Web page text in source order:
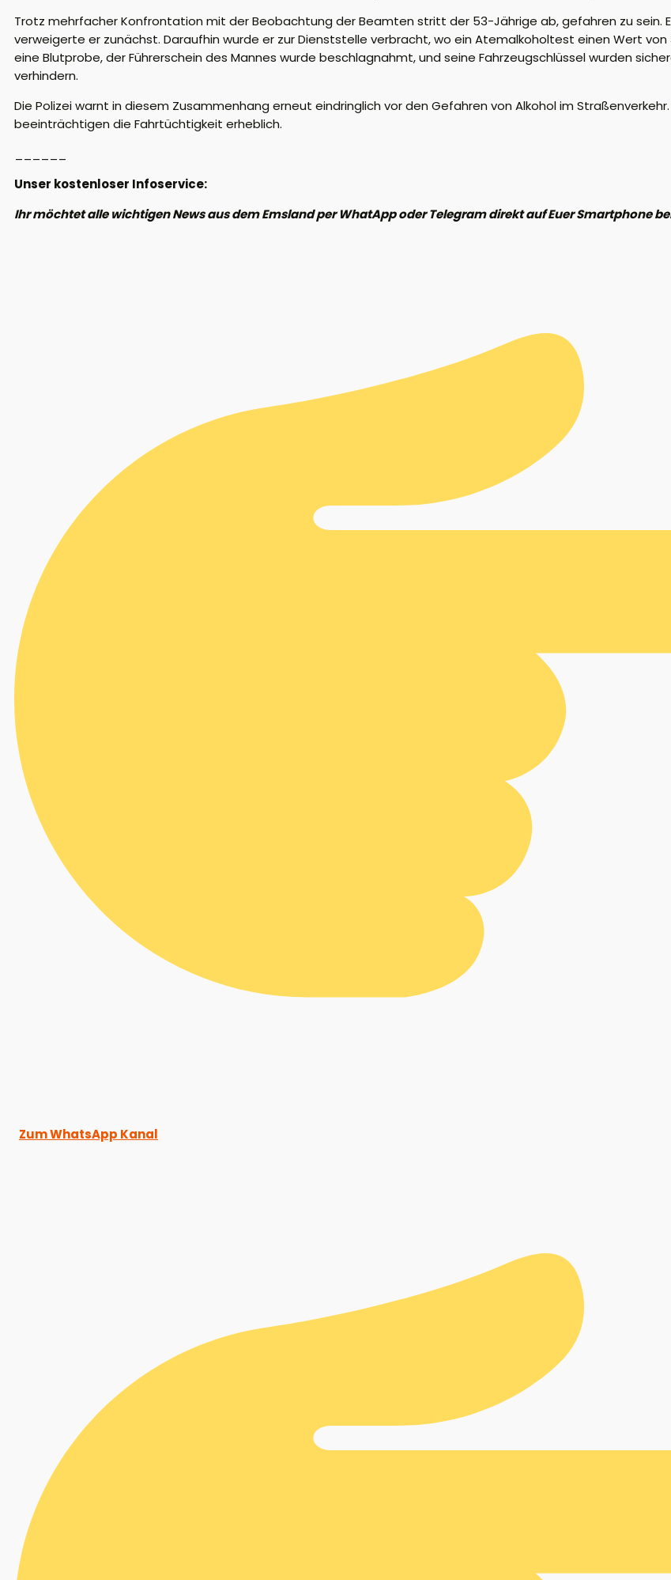
Trotz mehrfacher Konfrontation mit der Beobachtung der Beamten stritt der 53-Jährige ab, gefahren zu sein.
verweigerte er zunächst. Daraufhin wurde er zur Dienststelle verbracht, wo ein Atemalkoholtest einen Wert von
eine Blutprobe, der Führerschein des Mannes wurde beschlagnahmt, und seine Fahrzeugschlüssel wurden
verhindern.
Die Polizei warnt in diesem Zusammenhang erneut eindringlich vor den Gefahren von Alkohol im
beeinträchtigen die Fahrtüchtigkeit erheblich.
Unser kostenloser Infoservice:
Ihr möchtet alle wichtigen News aus dem Emsland per WhatApp oder Telegram direkt auf Euer Smartphone
Zum WhatsApp Kanal